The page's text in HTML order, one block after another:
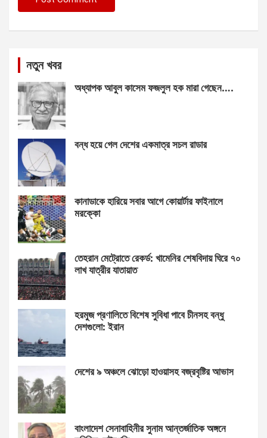
নতুন খবর
অধ্যাপক আবুল কাসেম ফজলুল হক মারা গেছেন….
বন্ধ হয়ে গেল দেশের একমাত্র সচল রাডার
কানাডাকে হারিয়ে সবার আগে কোয়ার্টার ফাইনালে
মরক্কো
তেহরান মেট্রোতে রেকর্ড: খামেনির শেষবিদায় ঘিরে ৭০
লাখ যাত্রীর যাতায়াত
হরমুজ প্রণালিতে বিশেষ সুবিধা পাবে চীনসহ বন্ধু
দেশগুলো: ইরান
দেশের ৯ অঞ্চলে ঝোড়ো হাওয়াসহ বজ্রবৃষ্টির আভাস
বাংলাদেশ সেনাবাহিনীর সুনাম আন্তর্জাতিক অঙ্গনে